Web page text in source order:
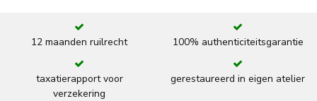
12 maanden ruilrecht 100% authenticiteitsgarantie
taxatierapport voor
verzekering
gerestaureerd in eigen atelier